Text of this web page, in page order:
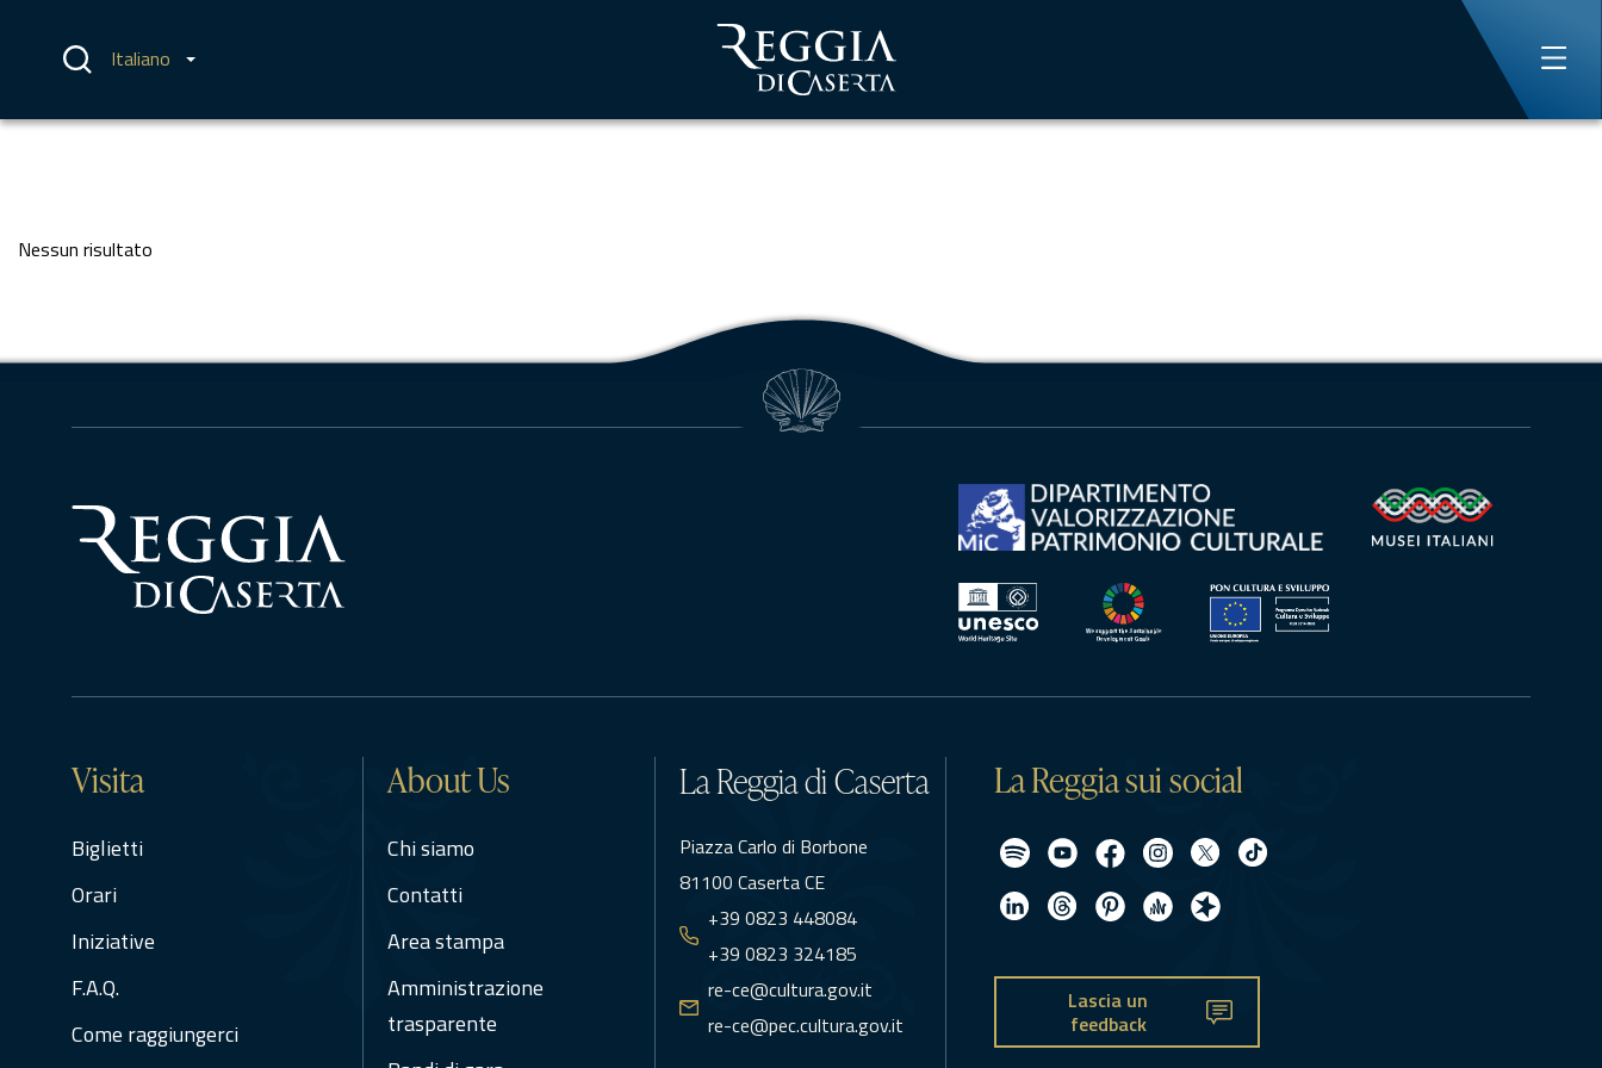
contenuto Italiano
Nessun risultato
Visita
Biglietti
Orari
Iniziative
F.A.Q.
Come raggiungerci
About Us
Chi siamo
Contatti
Area stampa
Amministrazione
trasparente
La Reggia di Caserta
Piazza Carlo di Borbone
81100 Caserta CE
+39 0823 448084
+39 0823 324185
re-ce@cultura.gov.it
re-ce@pec.cultura.gov.it
La Reggia sui social
Lascia un
feedback